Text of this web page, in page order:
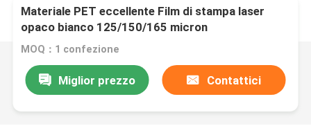
Materiale PET eccellente Film di stampa laser
opaco bianco 125/150/165 micron
MOQ：1 confezione
Miglior prezzo Contattici